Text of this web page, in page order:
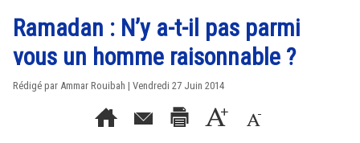
Ramadan : N’y a-t-il pas parmi
vous un homme raisonnable ?
Rédigé par Ammar Rouibah | Vendredi 27 Juin 2014